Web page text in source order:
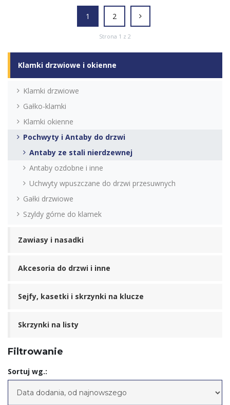
1 2
Strona 1 z 2
Klamki drzwiowe i okienne
Klamki drzwiowe
Gałko-klamki
Klamki okienne
Pochwyty i Antaby do drzwi
Antaby ze stali nierdzewnej
Antaby ozdobne i inne
Uchwyty wpuszczane do drzwi przesuwnych
Gałki drzwiowe
Szyldy górne do klamek
Zawiasy i nasadki
Akcesoria do drzwi i inne
Sejfy, kasetki i skrzynki na klucze
Skrzynki na listy
Filtrowanie
Sortuj wg.: